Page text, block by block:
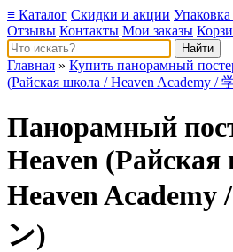
≡ Каталог Скидки и акции Упаковка
Отзывы Контакты Мои заказы
Главная » Купить панорамный
(Райская школа / Heaven Academy /
Панорамный
Heaven
Heaven Academy
ン)